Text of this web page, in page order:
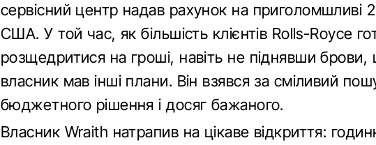
сервісний центр надав рахунок на приголомшливі
США. У той час, як більшість клієнтів Rolls-Royce
розщедритися на гроші, навіть не піднявши брови,
власник мав інші плани. Він взявся за сміливий
бюджетного рішення і досяг бажаного.
Власник Wraith натрапив на цікаве відкриття: